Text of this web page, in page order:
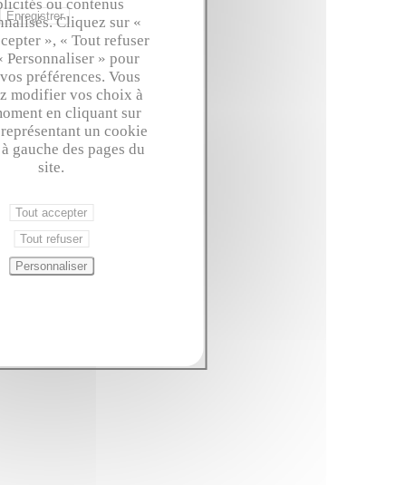
Enregistrer
ou contenus
Cliquez sur «
», « Tout refuser
Personnaliser » pour
préférences. Vous
modifier vos choix à
en cliquant sur
un cookie
gauche des pages du
site.
Tout accepter
Tout refuser
Personnaliser